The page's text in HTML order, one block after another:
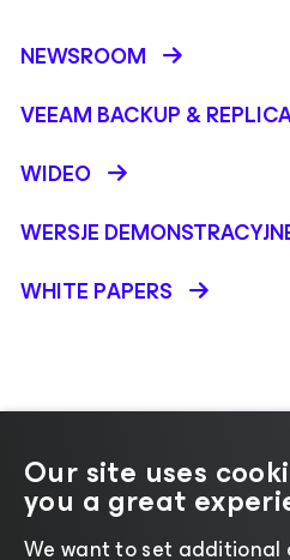
NEWSROOM
VEEAM BACKUP &
WIDEO
WERSJE
WHITE PAPERS
©2026 Veeam®
Zmień
Our site uses
you a great
We want to set